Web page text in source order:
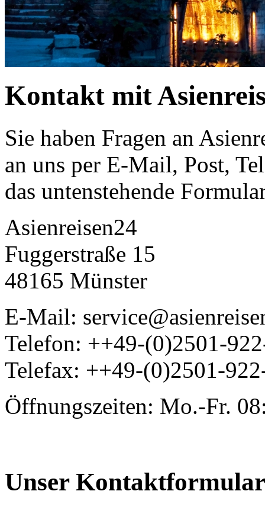
Kontakt mit
Sie haben Fragen an
an uns per E-Mail, Post,
das untenstehende
Asienreisen24
Fuggerstraße 15
48165 Münster
E-Mail:
Telefon: ++49-(0)2501-
Telefax: ++49-(0)2501-
Öffnungszeiten: Mo.-Fr.
Unser Kontaktformular